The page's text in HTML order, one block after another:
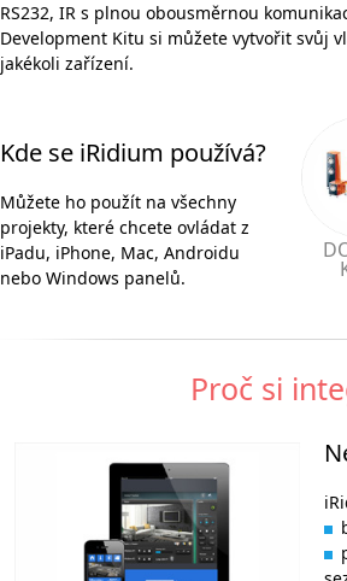
RS232, IR s plnou obousměrnou
Development Kitu si můžete vytvořit svůj
jakékoli zařízení.
Kde se iRidium používá?
Můžete ho použít na všechny
projekty, které chcete ovládat z
iPadu, iPhone, Mac, Androidu
nebo Windows panelů.
Proč si